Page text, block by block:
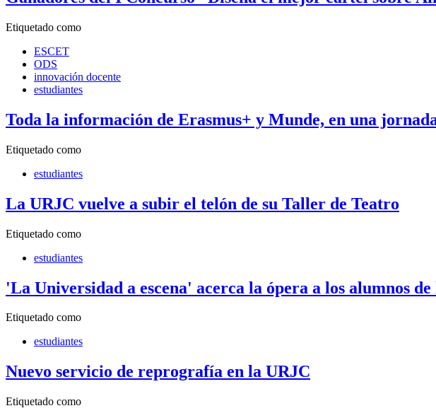
Etiquetado como
ESCET
ODS
innovación docente
estudiantes
Toda la información de Erasmus+ y Munde, en una
Etiquetado como
estudiantes
La URJC vuelve a subir el telón de su Taller de Teatro
Etiquetado como
estudiantes
'La Universidad a escena' acerca la ópera a los alumnos
Etiquetado como
estudiantes
Nuevo servicio de reprografía en la URJC
Etiquetado como